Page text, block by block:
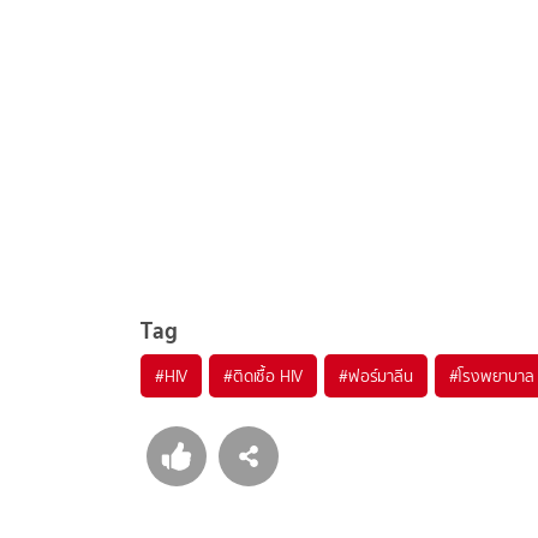
Tag
#HIV #ติดเชื้อ HIV #ฟอร์มาลีน #โรงพยาบาล